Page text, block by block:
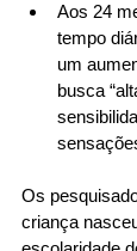
Aos 24
tempo
um
busca
Os
criança